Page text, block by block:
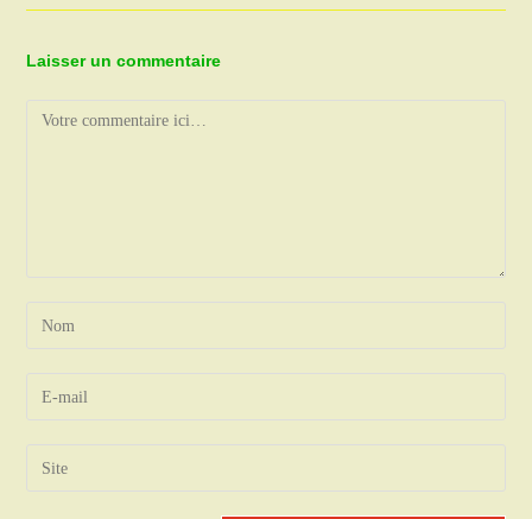
Laisser un commentaire
Comment
Enter
Enter
address
Saisir